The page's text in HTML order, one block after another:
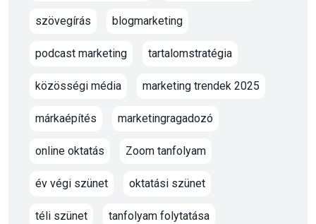
szövegírás blogmarketing
podcast marketing tartalomstratégia
közösségi média marketing trendek 2025
márkaépítés marketingragadozó
online oktatás Zoom tanfolyam
év végi szünet oktatási szünet
téli szünet tanfolyam folytatása